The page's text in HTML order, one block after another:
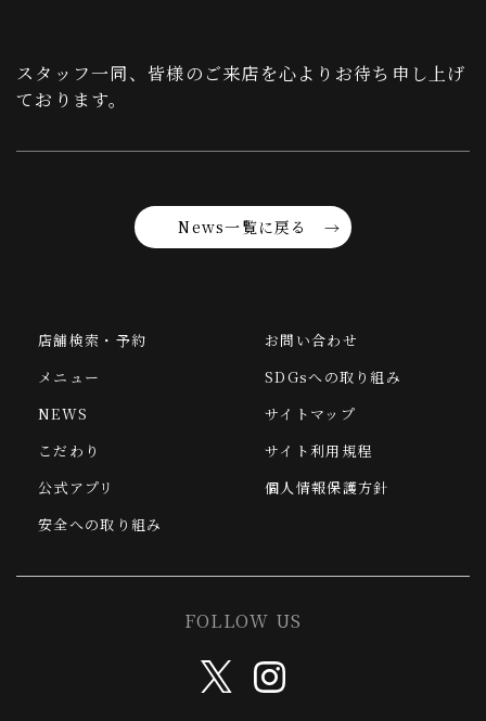
スタッフ一同、皆様のご来店を心よりお待ち申し上げ
ております。
News一覧に戻る
店舗検索・予約
メニュー
NEWS
こだわり
公式アプリ
安全への取り組み
お問い合わせ
SDGsへの取り組み
サイトマップ
サイト利用規程
個人情報保護方針
FOLLOW US